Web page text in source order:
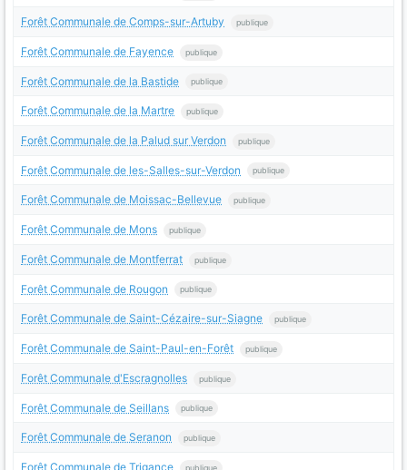
Forêt Communale de Comps-sur-Artuby publique
Forêt Communale de Fayence publique
Forêt Communale de la Bastide publique
Forêt Communale de la Martre publique
Forêt Communale de la Palud sur Verdon publique
Forêt Communale de les-Salles-sur-Verdon publique
Forêt Communale de Moissac-Bellevue publique
Forêt Communale de Mons publique
Forêt Communale de Montferrat publique
Forêt Communale de Rougon publique
Forêt Communale de Saint-Cézaire-sur-Siagne publique
Forêt Communale de Saint-Paul-en-Forêt publique
Forêt Communale d'Escragnolles publique
Forêt Communale de Seillans publique
Forêt Communale de Seranon publique
Forêt Communale de Trigance publique